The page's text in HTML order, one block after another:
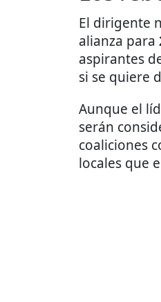
El dirigente
alianza para
aspirantes
si se quiere
Aunque el
serán
coaliciones
locales que